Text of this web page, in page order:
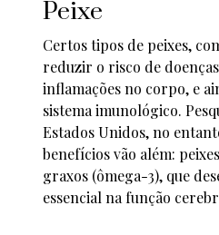
Peixe
Certos tipos de peixes,
reduzir o risco de
inflamações no corpo, e
sistema imunológico.
Estados Unidos, no
benefícios vão além:
graxos (ômega-3), que
essencial na função